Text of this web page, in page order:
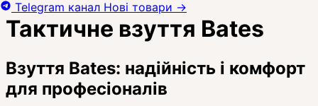
Тактичне взуття Bates
Взуття Bates: надійність і комфорт
для професіоналів
Telegram канал Нові товари →